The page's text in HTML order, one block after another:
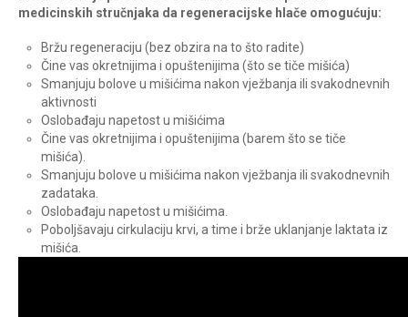
medicinskih stručnjaka da regeneracijske hlače omogućuju:
Bržu regeneraciju (bez obzira na to što radite)
Čine vas okretnijima i opuštenijima (što se tiče mišića)
Smanjuju bolove u mišićima nakon vježbanja ili svakodnevnih
aktivnosti
Oslobađaju napetost u mišićima
Čine vas okretnijima i opuštenijima (barem što se tiče
mišića).
Smanjuju bolove u mišićima nakon vježbanja ili svakodnevnih
zadataka.
Oslobađaju napetost u mišićima.
Poboljšavaju cirkulaciju krvi, a time i brže uklanjanje laktata iz
mišića.